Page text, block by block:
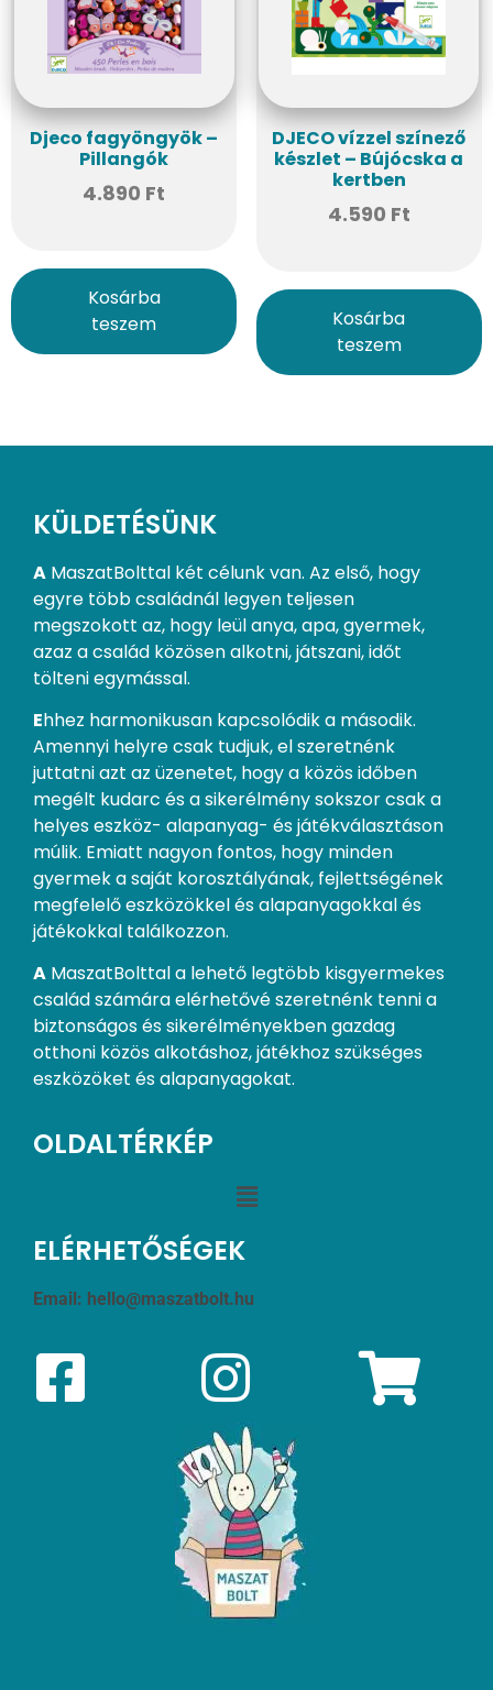
Djeco fagyöngyök –
Pillangók
4.890 Ft
Kosárba
teszem
DJECO vízzel színező
készlet – Bújócska a
kertben
4.590 Ft
Kosárba
teszem
KÜLDETÉSÜNK
A MaszatBolttal két célunk van. Az első, hogy
egyre több családnál legyen teljesen
megszokott az, hogy leül anya, apa, gyermek,
azaz a család közösen alkotni, játszani, időt
tölteni egymással.
Ehhez harmonikusan kapcsolódik a második.
Amennyi helyre csak tudjuk, el szeretnénk
juttatni azt az üzenetet, hogy a közös időben
megélt kudarc és a sikerélmény sokszor csak a
helyes eszköz- alapanyag- és játékválasztáson
múlik. Emiatt nagyon fontos, hogy minden
gyermek a saját korosztályának, fejlettségének
megfelelő eszközökkel és alapanyagokkal és
játékokkal találkozzon.
A MaszatBolttal a lehető legtöbb kisgyermekes
család számára elérhetővé szeretnénk tenni a
biztonságos és sikerélményekben gazdag
otthoni közös alkotáshoz, játékhoz szükséges
eszközöket és alapanyagokat.
OLDALTÉRKÉP
ELÉRHETŐSÉGEK
Email: hello@maszatbolt.hu